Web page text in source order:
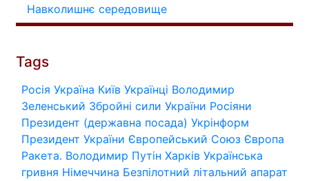
Навколишнє середовище
Tags
Росія Україна Київ Українці Володимир
Зеленський Збройні сили України Росіяни
Президент (державна посада) Укрінформ
Президент України Європейський Союз Європа
Ракета. Володимир Путін Харків Українська
гривня Німеччина Безпілотний літальний апарат